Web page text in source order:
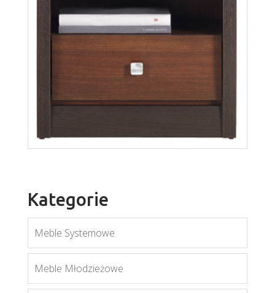
Kategorie
Meble Systemowe
Meble Młodzieżowe